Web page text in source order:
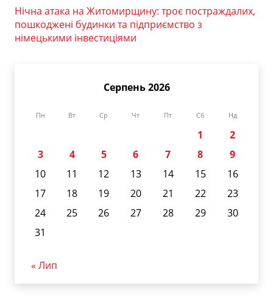
Нічна атака на Житомирщину: троє постраждалих,
пошкоджені будинки та підприємство з
німецькими інвестиціями
Серпень 2026
Пн Вт Ср Чт Пт Сб Нд
1
2
3
4 5 6 7 8
9
10
11 12 13 14 15
16
17
18 19 20 21 22
23
24
25 26 27 28 29
30
31
« Лип